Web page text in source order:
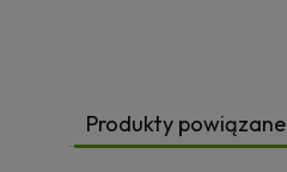
Produkty powiązane